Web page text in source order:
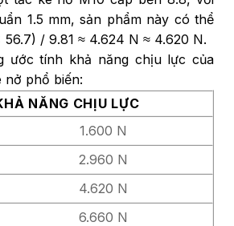
1.5 mm, sản phẩm này có thể
/ 9.81 ≈ 4.624 N ≈ 4.620 N.
ước tính khả năng chịu lực của
nở phổ biến:
NĂNG CHỊU LỰC
1.600 N
2.960 N
4.620 N
6.660 N